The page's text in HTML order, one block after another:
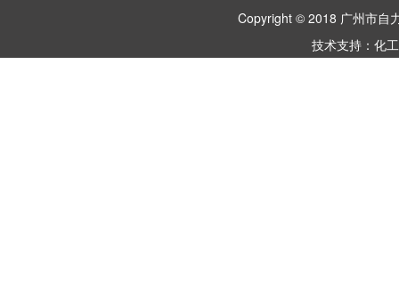
Copyright © 2018 广州市
技术支持： 化